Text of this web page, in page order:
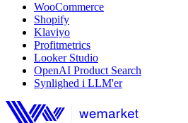
WooCommerce
Shopify
Klaviyo
Profitmetrics
Looker Studio
OpenAI Product Search
Synlighed i LLM'er